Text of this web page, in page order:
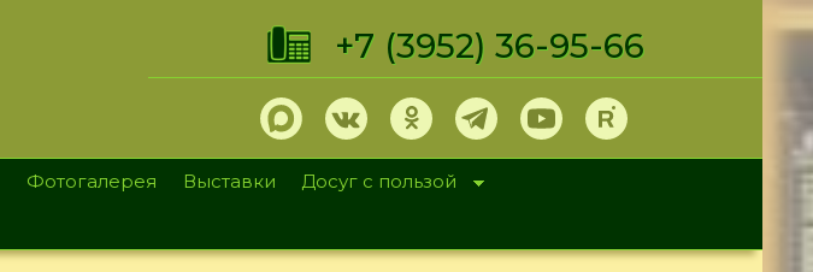
+7 (3952) 36-95-66
Фотогалерея Выставки
Досуг с пользой